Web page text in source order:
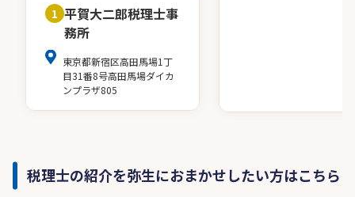
1 平賀大二郎税理士事
務所
東京都新宿区高田馬場1丁
目31番8号高田馬場ダイカ
ンプラザ805
税理士の紹介を弥生におまかせしたい方はこちら